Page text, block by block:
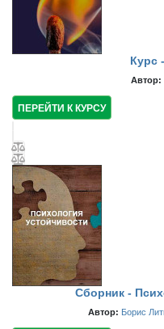
Курс
Автор:
ПЕРЕЙТИ К КУРСУ
Сборник -
Автор: Борис